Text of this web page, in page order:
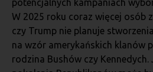
potencjalnych kampaniach
W 2025 roku coraz więcej osób
czy Trump nie planuje
na wzór amerykańskich klanów
rodzina Bushów czy Kennedych.